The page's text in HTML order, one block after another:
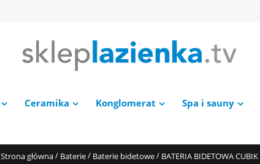
Ceramika Konglomerat Spa i sauny
Strona główna/ Baterie/ Baterie bidetowe/ BATERIA BIDETOWA CUBIK